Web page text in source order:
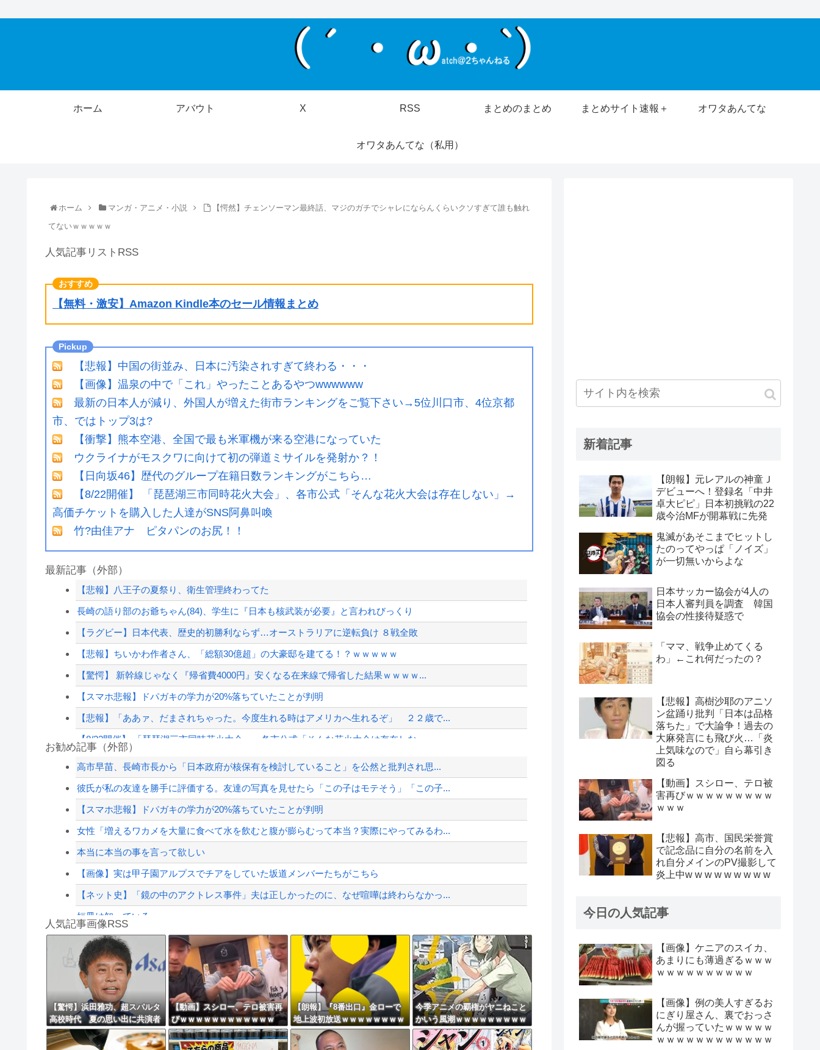
ホーム アバウト X RSS まとめのまとめ まとめサイト速報＋ オワタあんてな
オワタあんてな（私用）
ホーム マンガ・アニメ・小説
【愕然】チェンソーマン最終話、マジのガチでシャレにならんくらいクソすぎて誰も触れ
てないｗｗｗｗｗ
人気記事リストRSS
【無料・激安】Amazon Kindle本のセール情報まとめ
【悲報】中国の街並み、日本に汚染されすぎて終わる・・・
【画像】温泉の中で「これ」やったことあるやつwwwwww
最新の日本人が減り、外国人が増えた街市ランキングをご覧下さい→5位川口市、4位京都
市、ではトップ3は?
【衝撃】熊本空港、全国で最も米軍機が来る空港になっていた
ウクライナがモスクワに向けて初の弾道ミサイルを発射か？！
【日向坂46】歴代のグループ在籍日数ランキングがこちら…
【8/22開催】 「琵琶湖三市同時花火大会」、各市公式「そんな花火大会は存在しない」→
高価チケットを購入した人達がSNS阿鼻叫喚
竹?由佳アナ ピタパンのお尻！！
最新記事（外部）
【悲報】八王子の夏祭り、衛生管理終わってた
長崎の語り部のお爺ちゃん(84)、学生に『日本も核武装が必要』と言われびっくり
【ラグビー】日本代表、歴史的初勝利ならず…オーストラリアに逆転負け ８戦全敗
【悲報】ちいかわ作者さん、「総額30億超」の大豪邸を建てる！？ｗｗｗｗｗ
【驚愕】 新幹線じゃなく『帰省費4000円』安くなる在来線で帰省した結果ｗｗｗｗ...
【スマホ悲報】ドパガキの学力が20%落ちていたことが判明
【悲報】「ああァ、だまされちゃった。今度生れる時はアメリカへ生れるぞ」 ２２歳で...
【8/22開催】 「琵琶湖三市同時花火大会」、各市公式「そんな花火大会は存在しな...
神様「筋力、走力、泳力、自転車力………どれか1つの能力を3倍にしてやるぞ＾＾」←...
さんま「どこでもドア？あれ不便やで」
【速報】村上26本 大谷26本wwwwwwwwwwwwwwwwwwwwwwwww...
中国「大豪雨！」三峡ダム「基礎部分破損」中国「全力放流！」台風13号「中国上陸予...
【配信者】「金バエ」のSNS更新が1週間途絶え、様々な憶測が飛び交う。1週間ぶり...
【緊急速報】NYで警官が黒人男性の首を絞め、暴動第二波不可避へ
Powered by livedoor 相互RSS
お勧め記事（外部）
高市早苗、長崎市長から「日本政府が核保有を検討していること」を公然と批判され思...
彼氏が私の友達を勝手に評価する。友達の写真を見せたら「この子はモテそう」「この子...
【スマホ悲報】ドパガキの学力が20%落ちていたことが判明
女性「増えるワカメを大量に食べて水を飲むと腹が膨らむって本当？実際にやってみるわ...
本当に本当の事を言って欲しい
【画像】実は甲子園アルプスでチアをしていた坂道メンバーたちがこちら
【ネット史】「鏡の中のアクトレス事件」夫は正しかったのに、なぜ喧嘩は終わらなかっ...
短冊は知っている
【動画】世界一過酷なオフロードレースのコース設計が絶対におかしい（笑）
大男「1回戦の相手はこのｶﾞｷか？楽勝だな」少年剣士「…ふんっ、あまり調子に乗ら...
8/4のニュース
日本旅行キャンセルすべきか…1万年ぶり史上最大級の火山の兆し＝韓国の反応
更新中止のお知らせ
海外「おめでとうタキ！」リヴァプール南野がバースデーゴール！！
人気記事画像RSS
【驚愕】浜田雅功、超スパルタ
高校時代 夏の思い出に共演者
衝撃「ええ？」「それはかわい
そう」
【動画】スシロー、テロ被害再
びｗｗｗｗｗｗｗｗｗｗｗｗ
【朗報】『8番出口』金ローで
地上波初放送ｗｗｗｗｗｗｗｗ
ｗｗｗｗｗ
今季アニメの覇権がヤニねこと
かいう風潮ｗｗｗｗｗｗｗｗｗ
ｗｗｗｗ
新着記事
【朗報】元レアルの神童Ｊ
デビューへ！登録名「中井
卓大ピピ」日本初挑戦の22
歳今治MFが開幕戦に先発
鬼滅があそこまでヒットし
たのってやっぱ「ノイズ」
が一切無いからよな
日本サッカー協会が4人の
日本人審判員を調査 韓国
協会の性接待疑惑で
「ママ、戦争止めてくる
わ」←これ何だったの？
【悲報】高樹沙耶のアニソ
ン盆踊り批判「日本は品格
落ちた」で大論争！過去の
大麻発言にも飛び火…「炎
上気味なので」自ら幕引き
図る
【動画】スシロー、テロ被
害再びｗｗｗｗｗｗｗｗｗ
ｗｗｗ
【悲報】高市、国民栄誉賞
で記念品に自分の名前を入
れ自分メインのPV撮影して
炎上中w w w w w w w w w
今日の人気記事
【画像】ケニアのスイカ、
あまりにも薄過ぎるｗｗｗ
ｗｗｗｗｗｗｗｗｗｗ
【画像】例の美人すぎるお
にぎり屋さん、裏でおっさ
んが握っていたｗｗｗｗｗ
ｗｗｗｗｗｗｗｗｗｗｗｗ